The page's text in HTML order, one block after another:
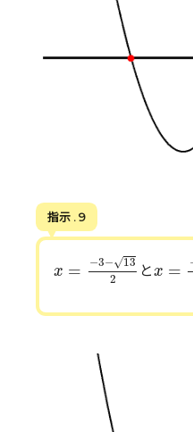
指示 . 9
x = −3−√13
2
−13 2
とx =